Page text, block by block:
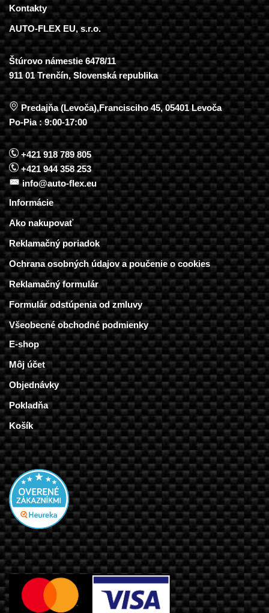
Kontakty
AUTO-FLEX EU, s.r.o.
Štúrovo námestie 6478/11
911 01 Trenčín, Slovenská republika
Predajňa (Levoča),Francisciho 45, 05401 Levoča
Po-Pia : 9:00-17:00
+421 918 789 805
+421 944 358 253
info@auto-flex.eu
Informácie
Ako nakupovať
Reklamačný poriadok
Ochrana osobných údajov a poučenie o cookies
Reklamačný formulár
Formulár odstúpenia od zmluvy
Všeobecné obchodné podmienky
E-shop
Môj účet
Objednávky
Pokladňa
Košík